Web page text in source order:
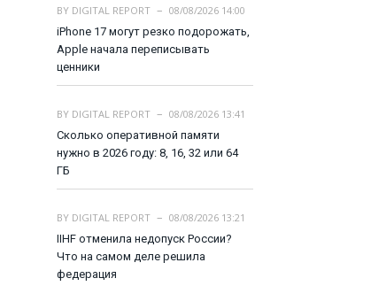
BY DIGITAL REPORT
08/08/2026 14:00
iPhone 17 могут резко подорожать,
Apple начала переписывать
ценники
BY DIGITAL REPORT
08/08/2026 13:41
Сколько оперативной памяти
нужно в 2026 году: 8, 16, 32 или 64
ГБ
BY DIGITAL REPORT
08/08/2026 13:21
IIHF отменила недопуск России?
Что на самом деле решила
федерация